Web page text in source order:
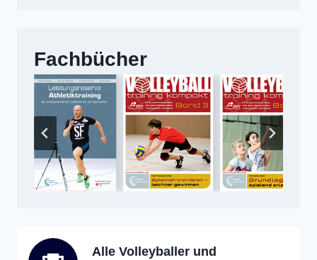
Fachbücher
Alle Volleyballer und